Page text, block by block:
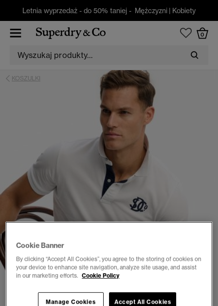
Letnia wyprzedaż - do 50% taniej - Mężczyzni | Kobiety
0
KOSZULKI
1 2 3 5 6 7
Cookie Banner
By clicking “Accept All Cookies”, you agree to the storing of cookies on
your device to enhance site navigation, analyze site usage, and assist
in our marketing efforts. Cookie Policy
Accept All Cookies
Manage Cookies